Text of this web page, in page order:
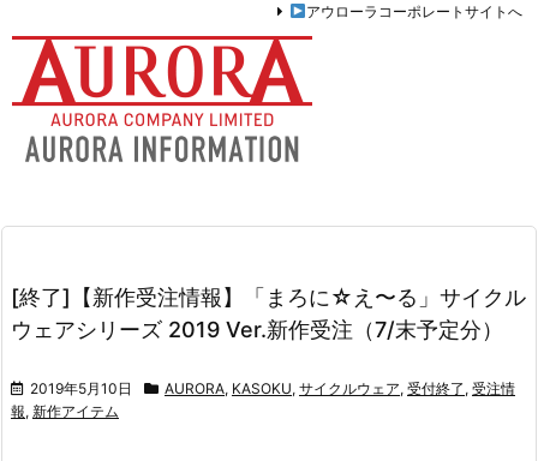
アウローラコーポレートサイトへ
[終了]【新作受注情報】「まろに☆え〜る」サイクル
ウェアシリーズ 2019 Ver.新作受注（7/末予定分）
2019年5月10日 AURORA, KASOKU, サイクルウェア, 受付終了 , 受注情
報, 新作アイテム